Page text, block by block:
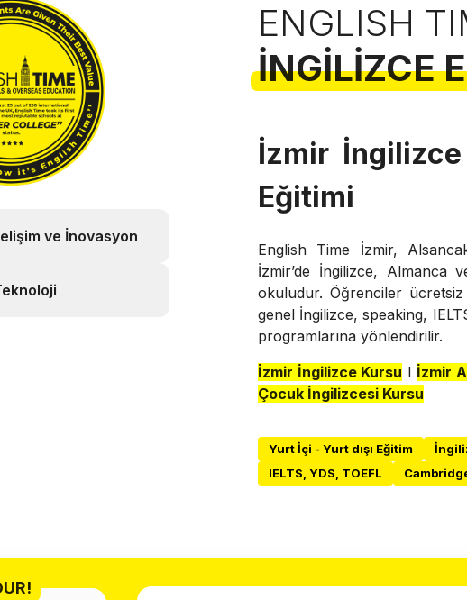
ve İnovasyon
ENGLISH
İNGILIZCE
İzmir
Eğitimi
English Time İzmir,
İzmir’de İngilizce, Almanca
okuludur. Öğrenciler ücretsiz
genel İngilizce, speaking,
programlarına yönlendirilir.
İzmir İngilizce Kursu I İzmir
Çocuk İngilizcesi Kursu
Yurt İçi - Yurt dışı Eğitim
IELTS, YDS, TOEFL